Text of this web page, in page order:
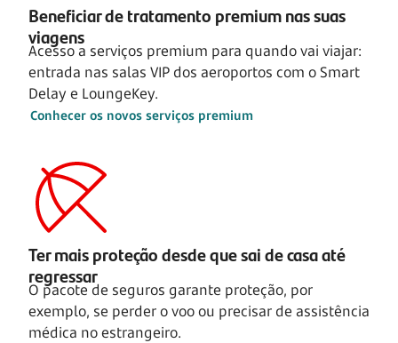
Beneficiar de tratamento premium nas suas
viagens
Acesso a serviços premium para quando vai viajar:
entrada nas salas VIP dos aeroportos com o Smart
Delay e LoungeKey.
Conhecer os novos serviços premium
Ter mais proteção desde que sai de casa até
regressar
O pacote de seguros garante proteção, por
exemplo, se perder o voo ou precisar de assistência
médica no estrangeiro.